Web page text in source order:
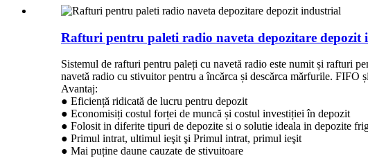
Rafturi pentru paleti radio naveta depozitare depozit
Sistemul de rafturi pentru paleți cu navetă radio este numit și rafturi
navetă radio cu stivuitor pentru a încărca și descărca mărfurile.
Avantaj:
● Eficiență ridicată de lucru pentru depozit
● Economisiți costul forței de muncă și costul investiției în depozit
● Folosit in diferite tipuri de depozite si o solutie ideala in depozite
● Primul intrat, ultimul ieşit şi Primul intrat, primul ieşit
● Mai puține daune cauzate de stivuitoare